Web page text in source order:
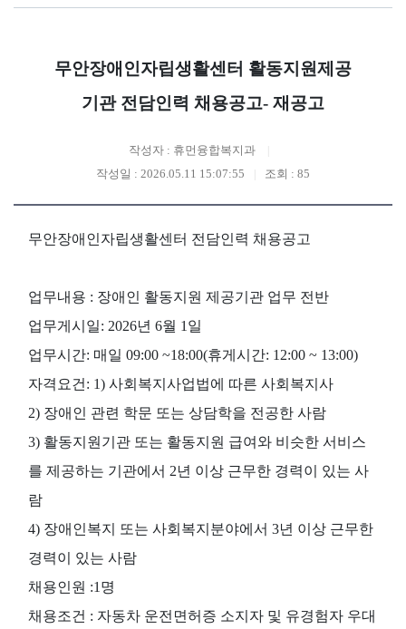
무안장애인자립생활센터 활동지원제공
기관 전담인력 채용공고- 재공고
작성자 : 휴먼융합복지과
작성일 : 2026.05.11 15:07:55
조회 : 85
무안장애인자립생활센터 전담인력 채용공고
업무내용 : 장애인 활동지원 제공기관 업무 전반
업무게시일: 2026년 6월 1일
업무시간: 매일 09:00 ~18:00(휴게시간: 12:00 ~ 13:00)
자격요건: 1) 사회복지사업법에 따른 사회복지사
2) 장애인 관련 학문 또는 상담학을 전공한 사람
3) 활동지원기관 또는 활동지원 급여와 비슷한 서비스
를 제공하는 기관에서 2년 이상 근무한 경력이 있는 사
람
4) 장애인복지 또는 사회복지분야에서 3년 이상 근무한
경력이 있는 사람
채용인원 :1명
채용조건 : 자동차 운전면허증 소지자 및 유경험자 우대